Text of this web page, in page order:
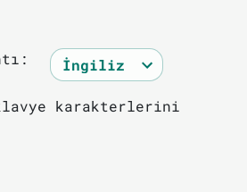
klavye karakterlerini